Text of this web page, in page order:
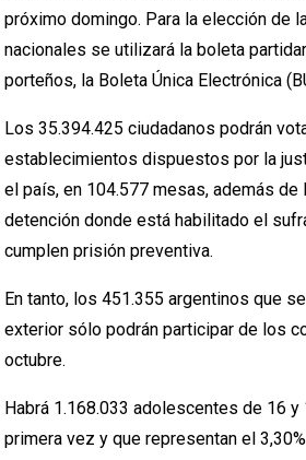
próximo domingo. Para la elección de
nacionales se utilizará la boleta
porteños, la Boleta Única Electrónica
Los 35.394.425 ciudadanos podrán
establecimientos dispuestos por la
el país, en 104.577 mesas, además
detención donde está habilitado el
cumplen prisión preventiva.
En tanto, los 451.355 argentinos que
exterior sólo podrán participar de los
octubre.
Habrá 1.168.033 adolescentes de 16
primera vez y que representan el